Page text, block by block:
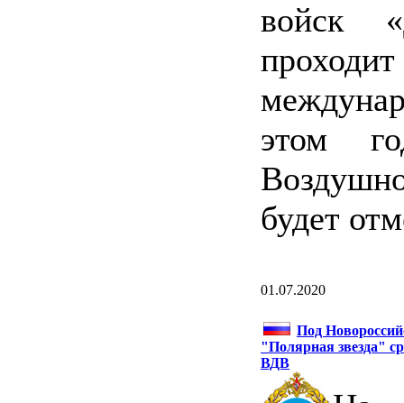
войск
этом
будет
01.07.2020
Под
"Полярная звезда"
ВДВ